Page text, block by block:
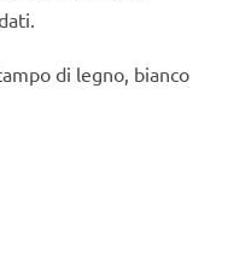
di legno, bianco